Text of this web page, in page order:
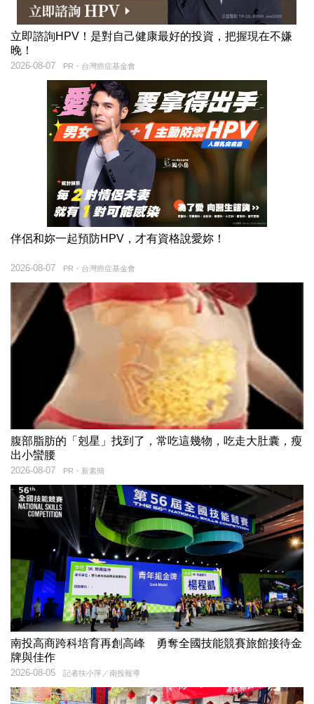
立即諮詢HPV！是對自己健康最好的投資，把握現在不嫌
晚！
PR・台灣癌症基金會
2026-08-07
伴侶和妳一起預防HPV，才有資格說愛妳！
PR・台灣癌症基金會
2026-08-07
腹部脂肪的「剋星」找到了，常吃這幾物，吃走大肚囊，瘦
出小蠻腰
PR・新素簡
2026-08-07
南投高商跨科培育再創高峰 勇奪全國技能競賽旅館接待金
牌與佳作
記者扶小萍／南投報導
2026-08-05